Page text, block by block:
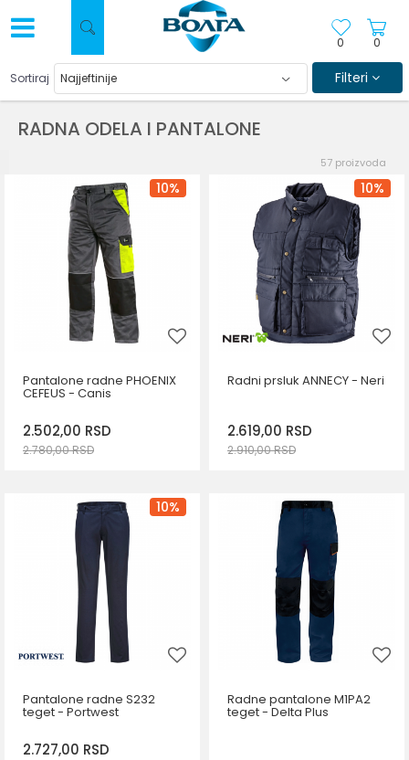
0
0
RADNA ODELA I PANTALONE
Sortiraj Filteri
57 proizvoda
10%
Pantalone radne PHOENIX
CEFEUS - Canis
2.502,00 RSD
2.780,00RSD
62
DODAJ U KORPU
10%
Radni prsluk ANNECY - Neri
2.619,00 RSD
2.910,00RSD
DODAJ U KORPU
10%
Pantalone radne S232
teget - Portwest
2.727,00 RSD
Radne pantalone M1PA2
teget - Delta Plus